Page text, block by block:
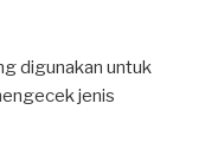
digunakan untuk
jenis